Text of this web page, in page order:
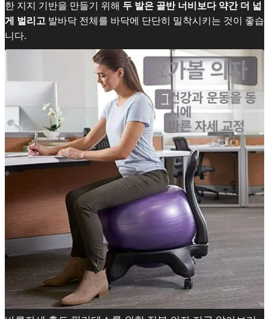
한 지지 기반을 만들기 위해 두 발은 골반 너비보다 약간 더 넓
게 벌리고 발바닥 전체를 바닥에 단단히 밀착시키는 것이 좋습
니다.